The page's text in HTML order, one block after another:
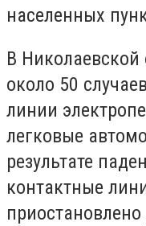
населенных
В Николаевской
около 50
линии
легковые
результате
контактные